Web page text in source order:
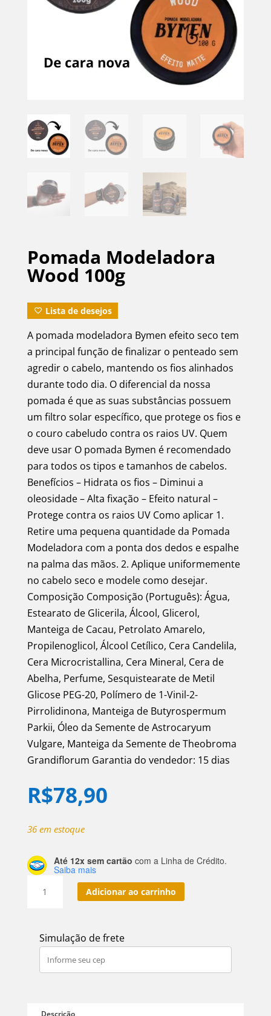
Pomada Modeladora
Wood 100g
Lista de desejos
A pomada modeladora Bymen efeito seco tem
a principal função de finalizar o penteado sem
agredir o cabelo, mantendo os fios alinhados
durante todo dia. O diferencial da nossa
pomada é que as suas substâncias possuem
um filtro solar específico, que protege os fios e
o couro cabeludo contra os raios UV. Quem
deve usar O pomada Bymen é recomendado
para todos os tipos e tamanhos de cabelos.
Benefícios – Hidrata os fios – Diminui a
oleosidade – Alta fixação – Efeito natural –
Protege contra os raios UV Como aplicar 1.
Retire uma pequena quantidade da Pomada
Modeladora com a ponta dos dedos e espalhe
na palma das mãos. 2. Aplique uniformemente
no cabelo seco e modele como desejar.
Composição Composição (Português): Água,
Estearato de Glicerila, Álcool, Glicerol,
Manteiga de Cacau, Petrolato Amarelo,
Propilenoglicol, Álcool Cetílico, Cera Candelila,
Cera Microcristallina, Cera Mineral, Cera de
Abelha, Perfume, Sesquistearate de Metil
Glicose PEG-20, Polímero de 1-Vinil-2-
Pirrolidinona, Manteiga de Butyrospermum
Parkii, Óleo da Semente de Astrocaryum
Vulgare, Manteiga da Semente de Theobroma
Grandiflorum Garantia do vendedor: 15 dias
R$78,90
36 em estoque
Até 12x sem cartão com a Linha de Crédito.
Saiba mais
Modeladora
100g
quantidade
Adicionar ao carrinho
Simulação de frete